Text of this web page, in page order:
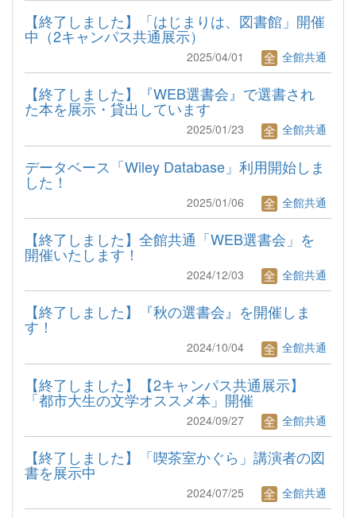
【終了しました】「はじまりは、図書館」開催
中（2キャンパス共通展示）
2025/04/01 全館共通
【終了しました】『WEB選書会』で選書され
た本を展示・貸出しています
2025/01/23 全館共通
データベース「Wiley Database」利用開始しま
した！
2025/01/06 全館共通
【終了しました】全館共通「WEB選書会」を
開催いたします！
2024/12/03 全館共通
【終了しました】『秋の選書会』を開催しま
す！
2024/10/04 全館共通
【終了しました】【2キャンパス共通展示】
「都市大生の文学オススメ本」開催
2024/09/27 全館共通
【終了しました】「喫茶室かぐら」講演者の図
書を展示中
2024/07/25 全館共通